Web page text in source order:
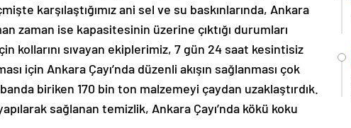
karşılaştığımız ani sel ve su baskınlarında, Ankara
zaman ise kapasitesinin üzerine çıktığı durumları
kollarını sıvayan ekiplerimiz, 7 gün 24 saat kesintisiz
için Ankara Çayı’nda düzenli akışın sağlanması çok
biriken 170 bin ton malzemeyi çaydan uzaklaştırdık.
sağlanan temizlik, Ankara Çayı’nda kökü koku